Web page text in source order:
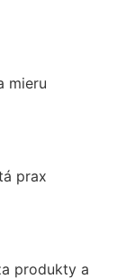
mieru
prax
produkty a